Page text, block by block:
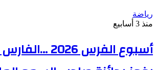
رياضة
منذ 3 أسابيع
أسبوع الفرس